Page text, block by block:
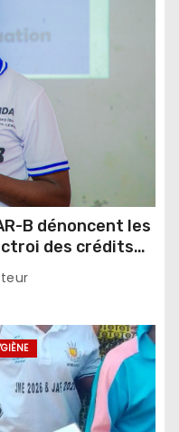
B dénoncent les
des crédits